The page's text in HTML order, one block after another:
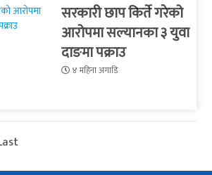
सरकारी छाप किर्ते गरेको
आरोपमा सल्यानका ३ युवा
दाङमा पक्राउ
४ महिना अगाडि